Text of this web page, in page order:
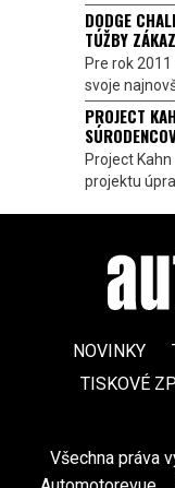
DODGE
TÚŽBY
Pre rok
svoje
PROJECT
Project
projektu
NOVINKY
TISKOVÉ
Všechna práva